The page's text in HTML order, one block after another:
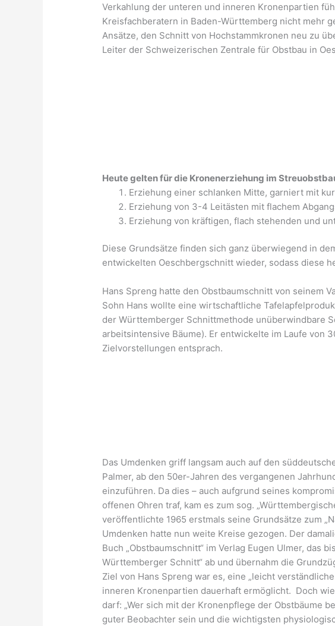
Verkahlung der unteren und inneren Kronenpartien
Kreisfachberatern in Baden-Württemberg nicht mehr
Ansätze, den Schnitt von Hochstammkronen neu zu
Leiter der Schweizerischen Zentrale für Obstbau in
Heute gelten für die Kronenerziehung im
Erziehung einer schlanken Mitte, garniert mit
Erziehung von 3-4 Leitästen mit flachem
Erziehung von kräftigen, flach stehenden und
Diese Grundsätze finden sich ganz überwiegend in
entwickelten Oeschbergschnitt wieder, sodass diese
Hans Spreng hatte den Obstbaumschnitt von seinem
Sohn Hans wollte eine wirtschaftliche
der Württemberger Schnittmethode unüberwindbare
arbeitsintensive Bäume). Er entwickelte im Laufe von
Zielvorstellungen entsprach.
Das Umdenken griff langsam auch auf den
Palmer, ab den 50er-Jahren des vergangenen
einzuführen. Da dies – auch aufgrund seines
offenen Ohren traf, kam es zum sog.
veröffentlichte 1965 erstmals seine Grundsätze zum
Umdenken hatte nun weite Kreise gezogen. Der
Buch „Obstbaumschnitt“ im Verlag Eugen Ulmer, das
Württemberger Schnitt“ ab und übernahm die
Ziel von Hans Spreng war es, eine „leicht
inneren Kronenpartien dauerhaft ermöglicht. Doch
darf: „Wer sich mit der Kronenpflege der Obstbäume
guter Beobachter sein und die wichtigsten